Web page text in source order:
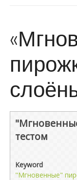
тестом
Keyword
"Мгновенные"